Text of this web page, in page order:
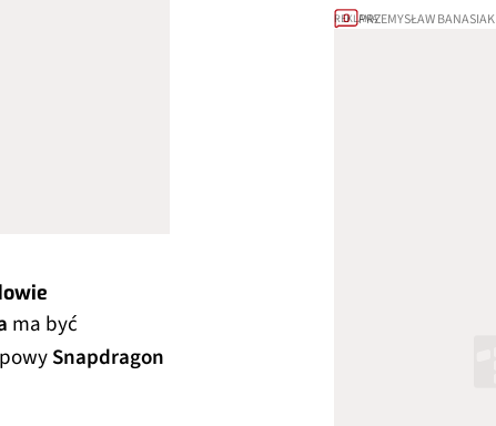
ma być
Snapdragon
0 PRZEMYSŁAW BANASIAK